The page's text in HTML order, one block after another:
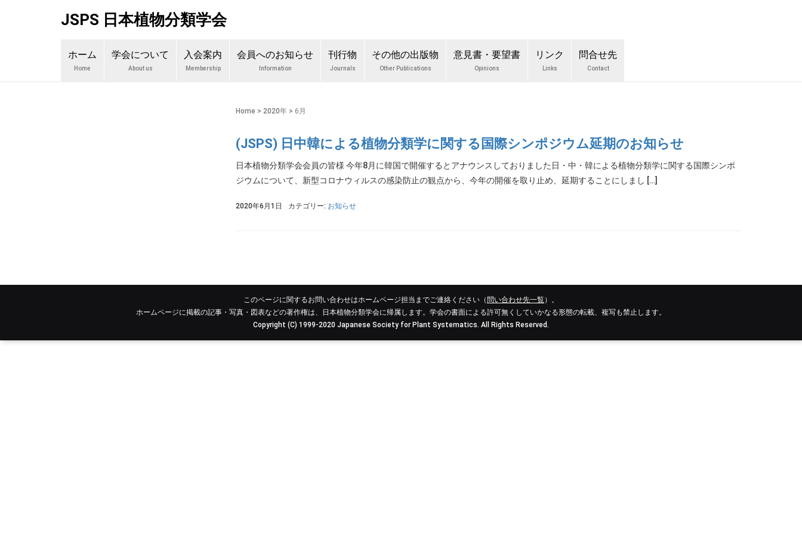
JSPS 日本植物分類学会
ホーム
Home
学会について
About us
入会案内
Membership
会員へのお知らせ
Information
刊行物
Journals
その他の出版物
Other Publications
意見書・要望書
Opinions
リンク
Links
問合せ先
Contact
Home > 2020年> 6月
(JSPS) 日中韓による植物分類学に関する国際シンポジウム延期のお知らせ
日本植物分類学会会員の皆様 今年8月に韓国で開催するとアナウンスしておりました日・中・韓による植物分類学に関する国際シンポ
ジウムについて、新型コロナウィルスの感染防止の観点から、今年の開催を取り止め、延期することにしまし […]
2020年6月1日 カテゴリー: お知らせ
このページに関するお問い合わせはホームページ担当までご連絡ください（ 問い合わせ先一覧）。
ホームページに掲載の記事・写真・図表などの著作権は、日本植物分類学会に帰属します。学会の書面による許可無くしていかなる形態の転載、複写も禁止します。
Copyright (C) 1999-2020 Japanese Society for Plant Systematics. All Rights Reserved.